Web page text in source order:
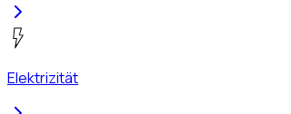
Elektrizität